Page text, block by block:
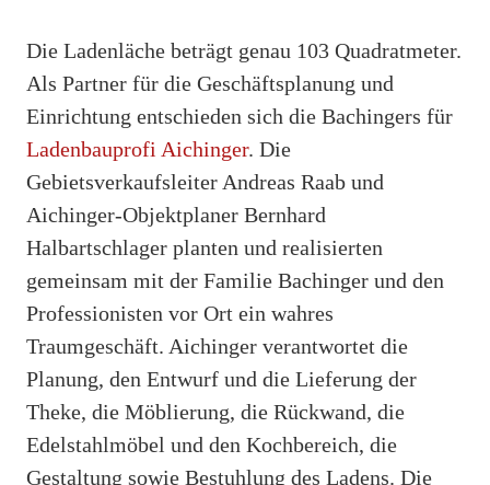
Die Ladenläche beträgt genau 103 Quadratmeter.
Als Partner für die Geschäftsplanung und
Einrichtung entschieden sich die Bachingers für
Ladenbauprofi Aichinger. Die
Gebietsverkaufsleiter Andreas Raab und
Aichinger-Objektplaner Bernhard
Halbartschlager planten und realisierten
gemeinsam mit der Familie Bachinger und den
Professionisten vor Ort ein wahres
Traumgeschäft. Aichinger verantwortet die
Planung, den Entwurf und die Lieferung der
Theke, die Möblierung, die Rückwand, die
Edelstahlmöbel und den Kochbereich, die
Gestaltung sowie Bestuhlung des Ladens. Die